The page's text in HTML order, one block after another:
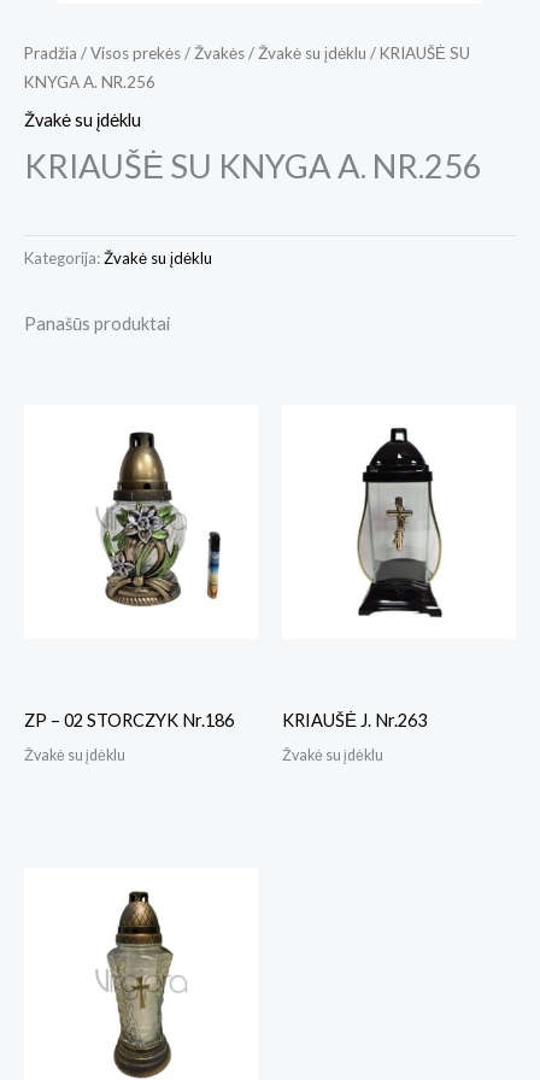
Pradžia /Visos prekės/ Žvakės/ Žvakė su įdėklu / KRIAUŠĖ SU
KNYGA A. NR.256
Žvakė su įdėklu
KRIAUŠĖ SU KNYGA A. NR.256
Kategorija:Žvakė su įdėklu
Panašūs produktai
ZP – 02 STORCZYK Nr.186
Žvakė su įdėklu
KRIAUŠĖ J. Nr.263
Žvakė su įdėklu